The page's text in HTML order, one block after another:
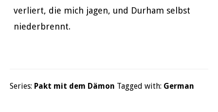
verliert, die mich jagen, und Durham selbst
niederbrennt.
Series: Pakt mit dem Dämon Tagged with: German